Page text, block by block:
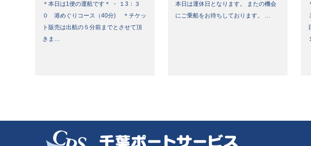
＊本日は1便の運航です＊ ・ １3：３
０ 港めぐりコース（40分) ＊チケッ
ト販売は出航の５分前までとさせて頂
きま…
本日は運休日となります。 またの機会
にご乗船をお待ちしております。 …